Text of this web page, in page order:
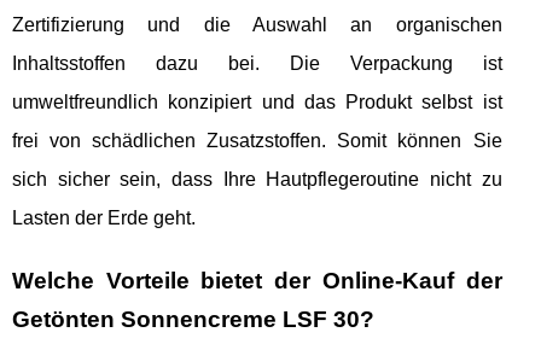
Zertifizierung und die Auswahl an organischen
Inhaltsstoffen dazu bei. Die Verpackung ist
umweltfreundlich konzipiert und das Produkt selbst ist
frei von schädlichen Zusatzstoffen. Somit können Sie
sich sicher sein, dass Ihre Hautpflegeroutine nicht zu
Lasten der Erde geht.
Welche Vorteile bietet der Online-Kauf der
Getönten Sonnencreme LSF 30?